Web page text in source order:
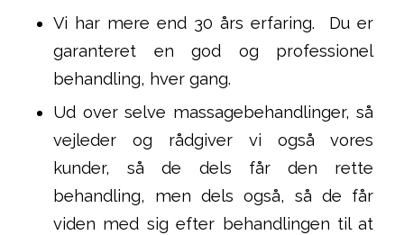
Vi har mere end 30 års erfaring. Du er
garanteret en god og professionel
behandling, hver gang.
Ud over selve massagebehandlinger, så
vejleder og rådgiver vi også vores
kunder, så de dels får den rette
behandling, men dels også, så de får
viden med sig efter behandlingen til at